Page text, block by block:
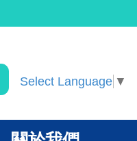
Select Language ▼